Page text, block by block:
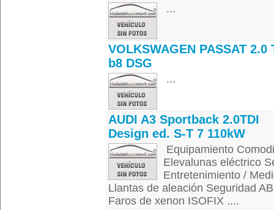
...
VOLKSWAGEN PASSAT 2.0
b8 DSG
...
AUDI A3 Sportback 2.0TDI
Design ed. S-T 7 110kW
Equipamiento
Elevalunas eléctrico
Entretenimiento /
Llantas de aleación Seguridad
Faros de xenon ISOFIX ....